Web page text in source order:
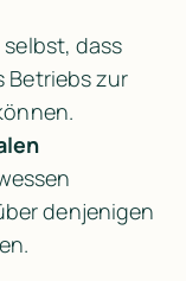
dass
Betriebs zur
denjenigen